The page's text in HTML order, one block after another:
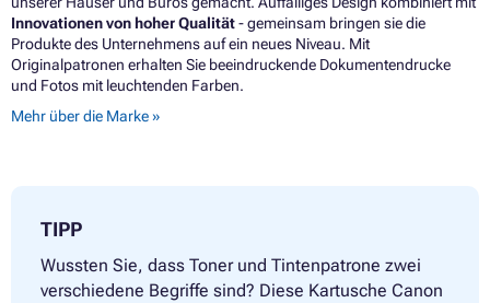
Druckerpatronen CANON PIXMA MG7500 SERIES
Druckerpatronen CANON PIXMA MG7550
Druckerpatronen CANON PIXMA MX720
Druckerpatronen CANON PIXMA MX720 SERIES
Druckerpatronen CANON PIXMA MX725
Druckerpatronen CANON PIXMA MX920 SERIES
Innovationen von hoher Qualität- gemeinsam bringen sie die
Produkte des Unternehmens auf ein neues Niveau. Mit
Originalpatronen erhalten Sie beeindruckende Dokumentendrucke
und Fotos mit leuchtenden Farben.
Mehr über die Marke »
TIPP
Wussten Sie, dass Toner und Tintenpatrone zwei
verschiedene Begriffe sind? Diese Kartusche Canon